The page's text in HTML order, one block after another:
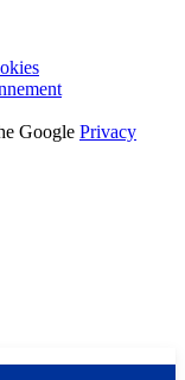
Google Privacy